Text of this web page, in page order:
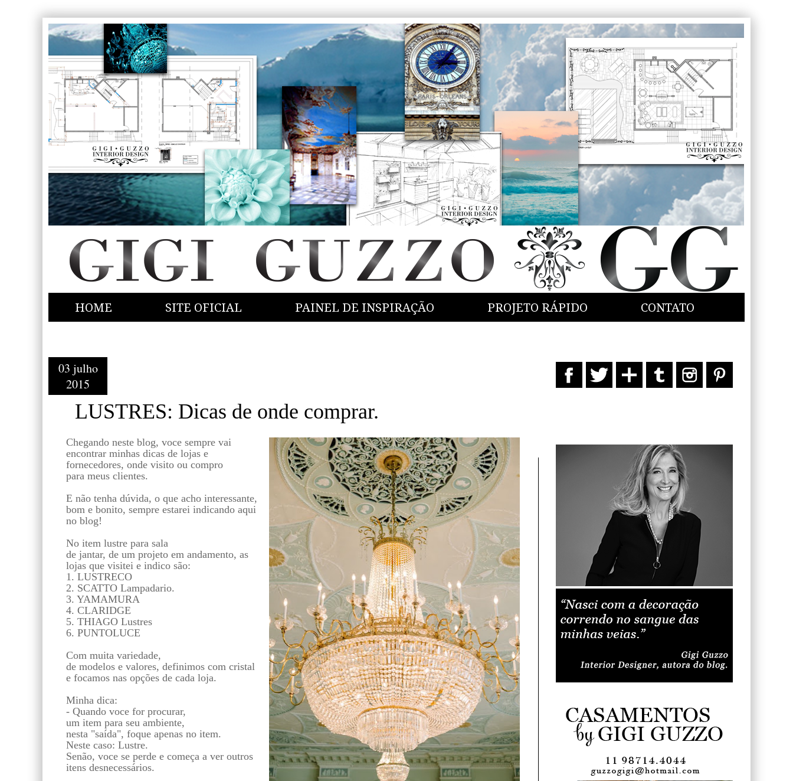
HOME SITE OFICIAL PAINEL DE INSPIRAÇÃO PROJETO RÁPIDO CONTATO
03 julho
2015
LUSTRES: Dicas de onde comprar.
Chegando neste blog, voce sempre vai
encontrar minhas dicas de lojas e
fornecedores, onde visito ou compro
para meus clientes.
E não tenha dúvida, o que acho interessante,
bom e bonito, sempre estarei indicando aqui
no blog!
No item lustre para sala
de jantar, de um projeto em andamento, as
lojas que visitei e indico são:
1. LUSTRECO
2. SCATTO Lampadario.
3. YAMAMURA
4. CLARIDGE
5. THIAGO Lustres
6. PUNTOLUCE
Com muita variedade,
de modelos e valores, definimos com cristal
e focamos nas opções de cada loja.
Minha dica:
- Quando voce for procurar,
um item para seu ambiente,
nesta "saída", foque apenas no item.
Neste caso: Lustre.
Senão, voce se perde e começa a ver outros
itens desnecessários.